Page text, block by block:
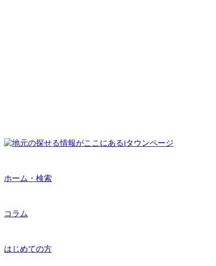
ホーム・検索
コラム
はじめての方